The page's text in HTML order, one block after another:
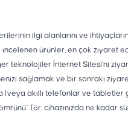
ilgi alanlarını ve
incelenen ürünler, en çok
İnternet Sitesi’ni
sağlamak ve bir sonraki
(veya akıllı telefonlar ve
(ör. cihazınızda ne